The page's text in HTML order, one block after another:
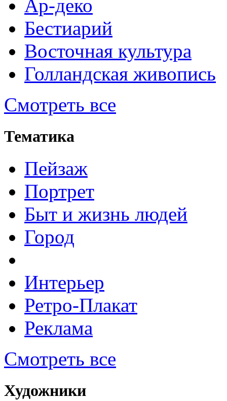
Ар-деко
Бестиарий
Восточная культура
Голландская живопись
Смотреть все
Тематика
Пейзаж
Портрет
Быт и жизнь людей
Город
Интерьер
Ретро-Плакат
Реклама
Смотреть все
Художники